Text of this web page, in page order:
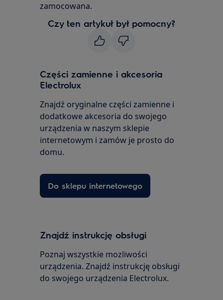
zamocowana.
Czy ten artykuł był pomocny?
Części zamienne i akcesoria
Electrolux
Znajdź oryginalne części zamienne i
dodatkowe akcesoria do swojego
urządzenia w naszym sklepie
internetowym i zamów je prosto do
domu.
Do sklepu internetowego
Znajdź instrukcję obsługi
Poznaj wszystkie mozliwości
urządzenia. Znajdź instrukcję obsługi
do swojego urządzenia Electrolux.